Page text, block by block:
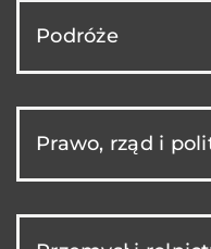
Podróże
Prawo, rząd i